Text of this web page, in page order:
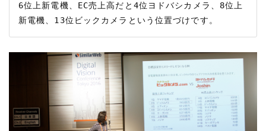
6位上新電機、EC売上高だと4位ヨドバシカメラ、8位上